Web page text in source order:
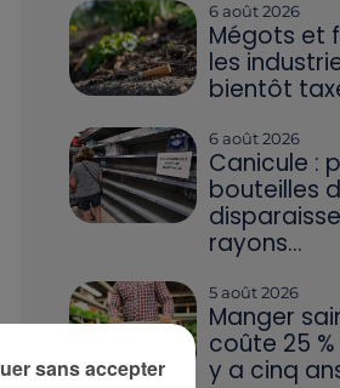
6 août 2026
Mégots et
les
bientôt
6 août 2026
Canicule :
bouteilles
rayons...
5 août 2026
Manger
coûte 25
y a cinq
sans accepter